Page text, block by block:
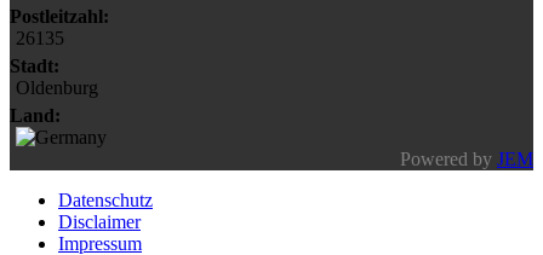
Postleitzahl:
26135
Stadt:
Oldenburg
Land:
Powered by JEM
Datenschutz
Disclaimer
Impressum